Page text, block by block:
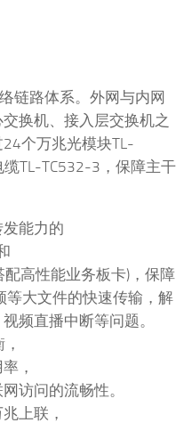
链路体系。外网与内网
换机、接入层交换机之
个万兆光模块TL-
TL-TC532-3，保障主干
能力的
高性能业务板卡)，保障
等大文件的快速传输，解
频直播中断等问题。
，
访问的流畅性。
上联，